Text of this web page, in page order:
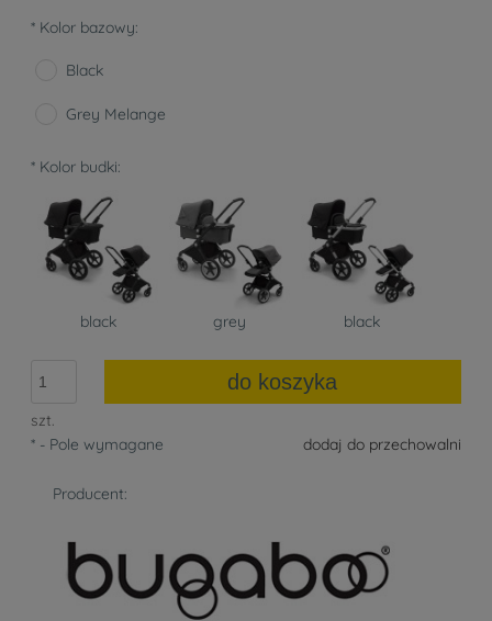
* Kolor bazowy:
Black
Grey Melange
* Kolor budki:
black grey black
szt.
do koszyka
dodaj do przechowalni
* - Pole wymagane
Producent: